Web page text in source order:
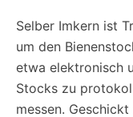
Selber Imkern ist
um den
etwa elektronisch
Stocks zu
messen.